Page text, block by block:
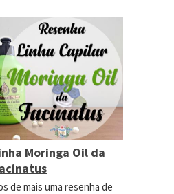
Moringa Oil da
de mais uma resenha de